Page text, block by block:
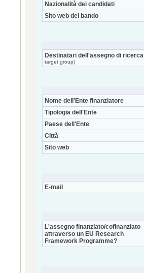
Nazionalità dei candidati
Sito web del bando
Destinatari dell'assegno di ricerca
target group)
Nome dell'Ente finanziatore
Tipologia dell'Ente
Paese dell'Ente
Città
Sito web
E-mail
L'assegno finanziato/cofinanziato
attraverso un EU Research
Framework Programme?